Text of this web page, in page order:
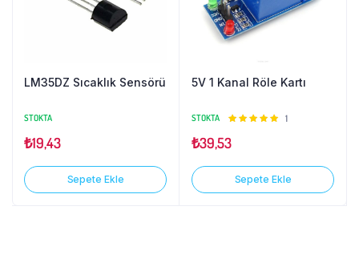
LM35DZ Sıcaklık Sensörü
STOKTA
₺19,43
Sepete Ekle
5V 1 Kanal Röle Kartı
STOKTA
5
5.00
1
₺39,53
Sepete Ekle